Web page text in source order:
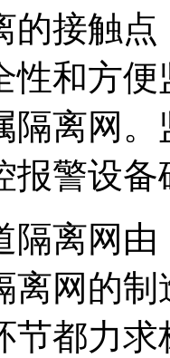
的接触
性和方
隔离网
报警设
隔离网
离网的
节都力